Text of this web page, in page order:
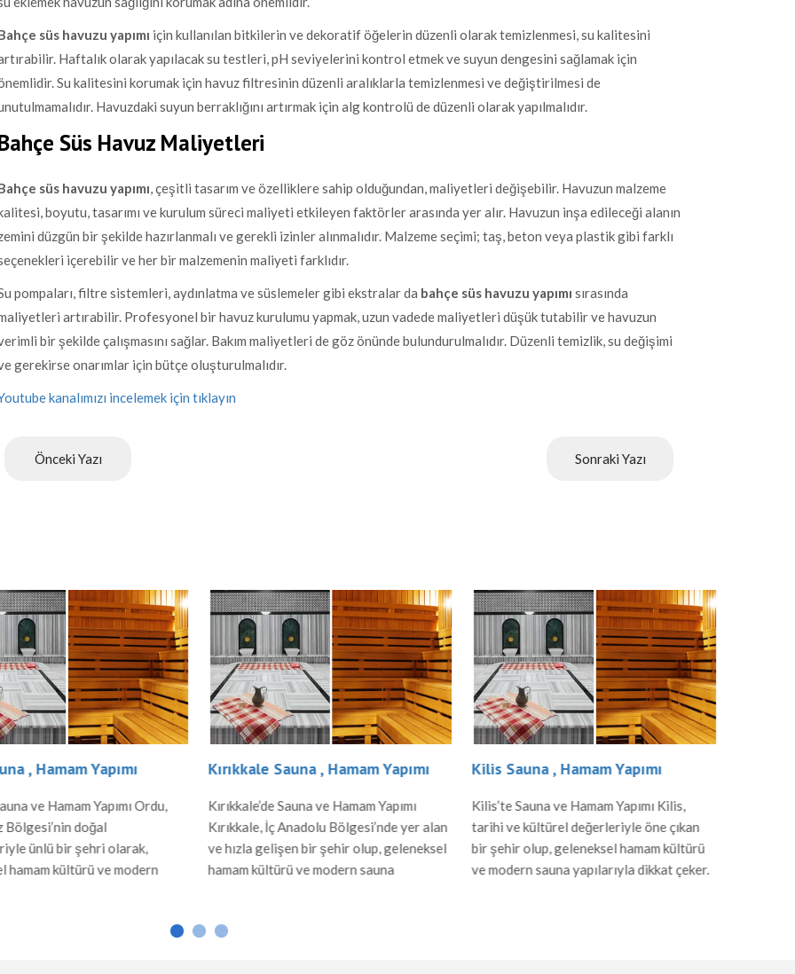
süs havuzu yapımı için kullanılan bitkilerin ve dekoratif öğelerin düzenli olarak temizlenmesi, su kalitesini
Haftalık olarak yapılacak su testleri, pH seviyelerini kontrol etmek ve suyun dengesini sağlamak için
Su kalitesini korumak için havuz filtresinin düzenli aralıklarla temizlenmesi ve değiştirilmesi de
Havuzdaki suyun berraklığını artırmak için alg kontrolü de düzenli olarak yapılmalıdır.
Süs Havuz Maliyetleri
süs havuzu yapımı, çeşitli tasarım ve özelliklere sahip olduğundan, maliyetleri değişebilir. Havuzun malzeme
boyutu, tasarımı ve kurulum süreci maliyeti etkileyen faktörler arasında yer alır. Havuzun inşa edileceği alanın
düzgün bir şekilde hazırlanmalı ve gerekli izinler alınmalıdır. Malzeme seçimi; taş, beton veya plastik gibi farklı
içerebilir ve her bir malzemenin maliyeti farklıdır.
pompaları, filtre sistemleri, aydınlatma ve süslemeler gibi ekstralar da bahçe süs havuzu yapımı sırasında
artırabilir. Profesyonel bir havuz kurulumu yapmak, uzun vadede maliyetleri düşük tutabilir ve havuzun
bir şekilde çalışmasını sağlar. Bakım maliyetleri de göz önünde bulundurulmalıdır. Düzenli temizlik, su değişimi
gerekirse onarımlar için bütçe oluşturulmalıdır.
kanalımızı incelemek için tıklayın
Önceki Yazı Sonraki Yazı
, Hamam Yapımı
ve Hamam Yapımı Ordu,
Bölgesi’nin doğal
ünlü bir şehri olarak,
hamam kültürü ve modern
Kırıkkale Sauna , Hamam Yapımı
Kırıkkale’de Sauna ve Hamam Yapımı
Kırıkkale, İç Anadolu Bölgesi’nde yer alan
ve hızla gelişen bir şehir olup, geleneksel
hamam kültürü ve modern sauna
kalan mimari özelliklerle inşa edilir.
Kilis Sauna , Hamam Yapımı
Kilis’te Sauna ve Hamam Yapımı Kilis,
tarihi ve kültürel değerleriyle öne çıkan
bir şehir olup, geleneksel hamam kültürü
ve modern sauna yapılarıyla dikkat çeker.